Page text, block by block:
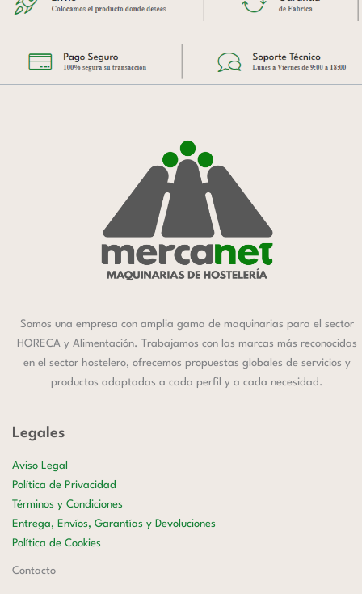
Somos una empresa con amplia gama de maquinarias para el sector
HORECA y Alimentación. Trabajamos con las marcas más reconocidas
en el sector hostelero, ofrecemos propuestas globales de servicios y
productos adaptadas a cada perfil y a cada necesidad.
Legales
Aviso Legal
Política de Privacidad
Términos y Condiciones
Entrega, Envíos, Garantías y Devoluciones
Política de Cookies
Contacto